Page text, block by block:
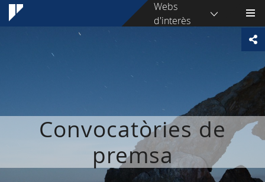
Webs
d'interès
Convocatòries de
premsa